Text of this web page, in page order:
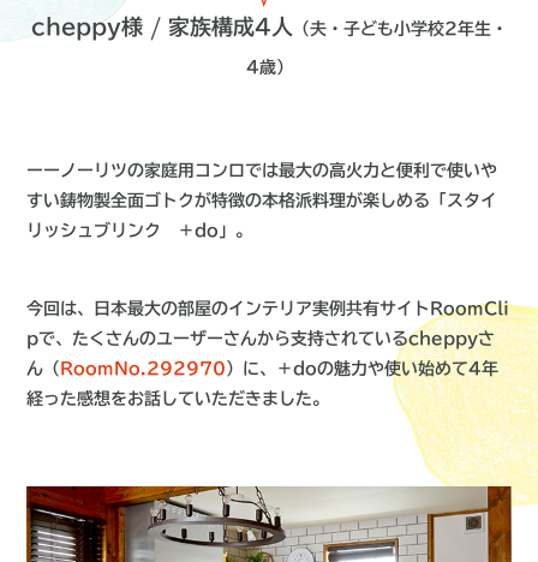
cheppy様 / 家族構成4人 （夫・子ども小学校2年生・
4歳）
ーーノーリツの家庭用コンロでは最大の高火力と便利で使いや
すい鋳物製全面ゴトクが特徴の本格派料理が楽しめる「スタイ
リッシュブリンク ＋do」。
今回は、日本最大の部屋のインテリア実例共有サイトRoomCli
pで、たくさんのユーザーさんから支持されているcheppyさ
ん（ RoomNo.292970 ）に、＋doの魅力や使い始めて4年
経った感想をお話していただきました。